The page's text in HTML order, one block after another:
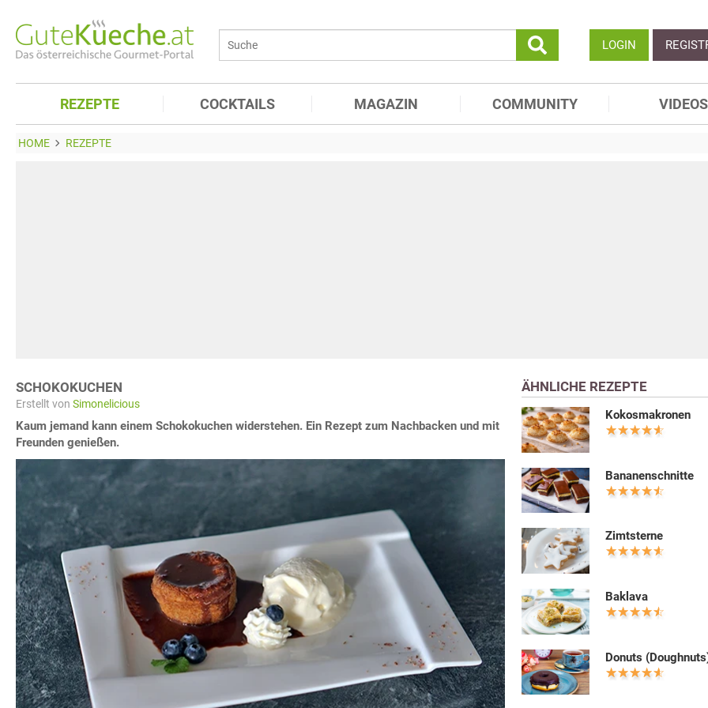
LOGIN
REZEPTE COCKTAILS MAGAZIN COMMUNITY VIDEOS
HOME REZEPTE
SCHOKOKUCHEN
Erstellt von Simonelicious
Kaum jemand kann einem Schokokuchen widerstehen. Ein Rezept zum Nachbacken und mit
Freunden genießen.
ÄHNLICHE REZEPTE
Kokosmakronen
Bananenschnitte
Zimtsterne
Baklava
Donuts